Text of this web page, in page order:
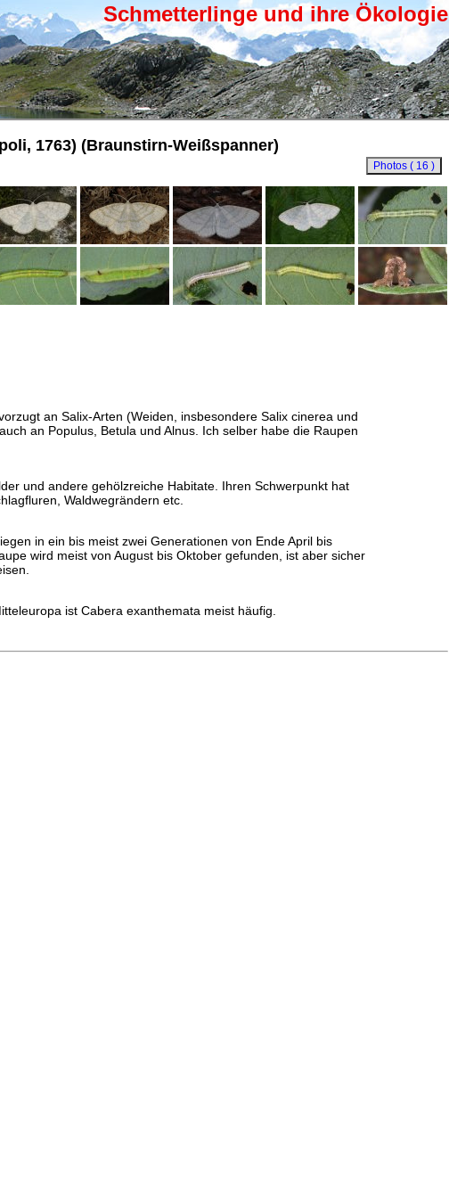
Schmetterlinge und ihre Ökologie
1763) (Braunstirn-Weißspanner)
an Salix-Arten (Weiden, insbesondere Salix cinerea und
an Populus, Betula und Alnus. Ich selber habe die Raupen
und andere gehölzreiche Habitate. Ihren Schwerpunkt hat
Waldwegrändern etc.
in ein bis meist zwei Generationen von Ende April bis
wird meist von August bis Oktober gefunden, ist aber sicher
ist Cabera exanthemata meist häufig.